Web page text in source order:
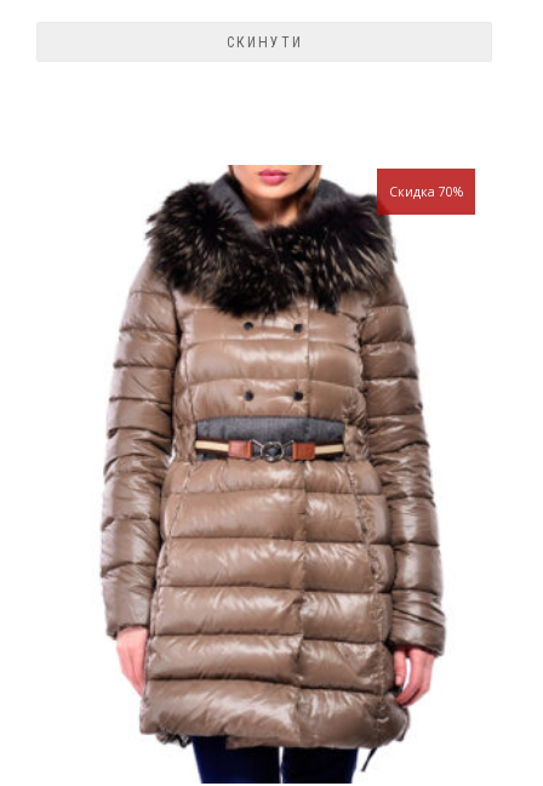
Скидка 70%